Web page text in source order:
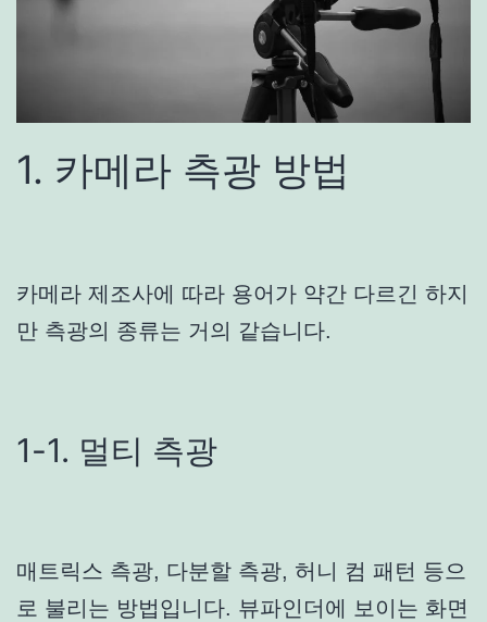
1. 카메라 측광 방법
카메라 제조사에 따라 용어가 약간 다르긴 하지
만 측광의 종류는 거의 같습니다.
1-1. 멀티 측광
매트릭스 측광, 다분할 측광, 허니 컴 패턴 등으
로 불리는 방법입니다. 뷰파인더에 보이는 화면